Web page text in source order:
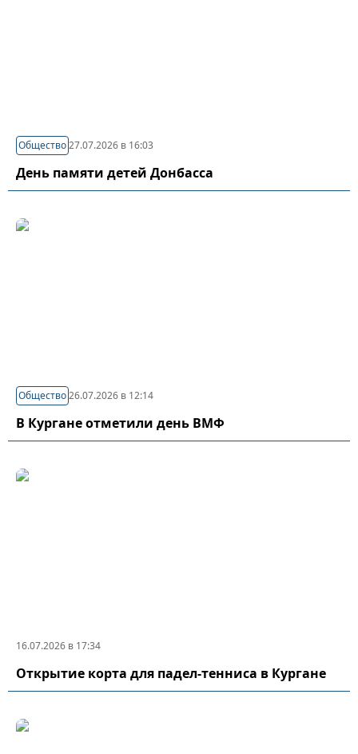
Общество27.07.2026 в 16:03
День памяти детей Донбасса
Общество26.07.2026 в 12:14
В Кургане отметили день ВМФ
16.07.2026 в 17:34
Открытие корта для падел-тенниса в Кургане